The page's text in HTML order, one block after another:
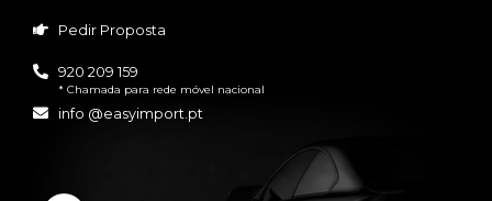
Pedir Proposta
920 209 159
* Chamada para rede móvel nacional
info @easyimport.pt